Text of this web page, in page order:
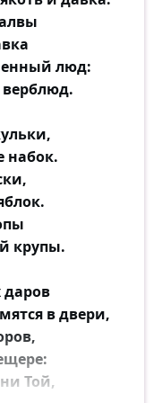
— ему.
рожи,
одной,
люд:
набок.
крупы.
в двери,
Той,